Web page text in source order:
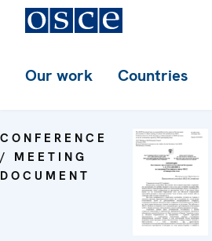
Our work Countries
CONFERENCE
/ MEETING
DOCUMENT